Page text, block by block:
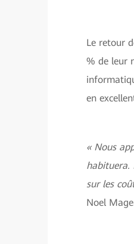
Le retour
% de leur
en
« Nous
habituera.
sur les
Noel